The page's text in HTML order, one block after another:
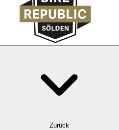
Zurück